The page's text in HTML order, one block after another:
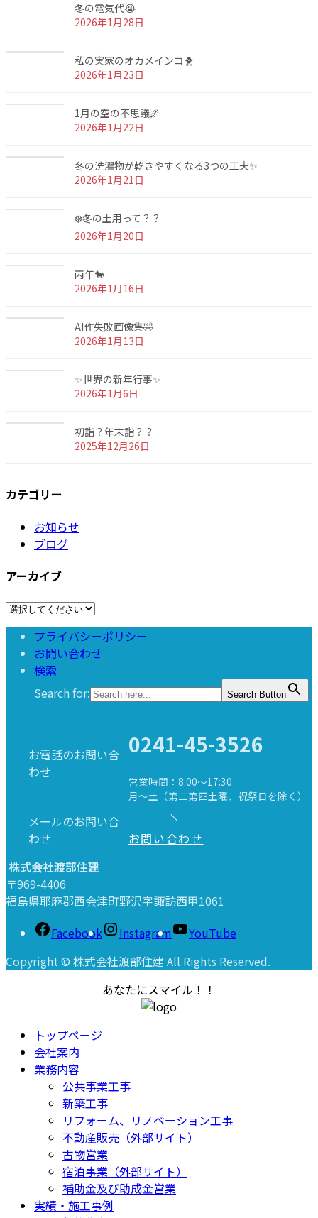
冬の電気代😭
2026年1月28日
私の実家のオカメインコ🐥
2026年1月23日
1月の空の不思議🌌
2026年1月22日
冬の洗濯物が乾きやすくなる3つの工夫✨
2026年1月21日
❄️冬の土用って？？
2026年1月20日
丙午🐎
2026年1月16日
AI作失敗画像集🤣
2026年1月13日
✨世界の新年行事✨
2026年1月6日
初詣？年末詣？？
2025年12月26日
カテゴリー
お知らせ
ブログ
アーカイブ
プライバシーポリシー
お問い合わせ
検索
Search for:
Search Button
お電話のお問い合
わせ
0241-45-3526
営業時間：8:00～17:30
月～土（第二第四土曜、祝祭日を除く）
メールのお問い合
わせ
お問い合わせ
株式会社渡部住建
〒969-4406
福島県耶麻郡西会津町野沢字諏訪西甲1061
Facebook
Instagram
YouTube
Copyright © 株式会社渡部住建 All Rights Reserved.
あなたにスマイル！！
トップページ
会社案内
業務内容
公共事業工事
新築工事
リフォーム、リノベーション工事
不動産販売（外部サイト）
古物営業
宿泊事業（外部サイト）
補助金及び助成金営業
実績・施工事例